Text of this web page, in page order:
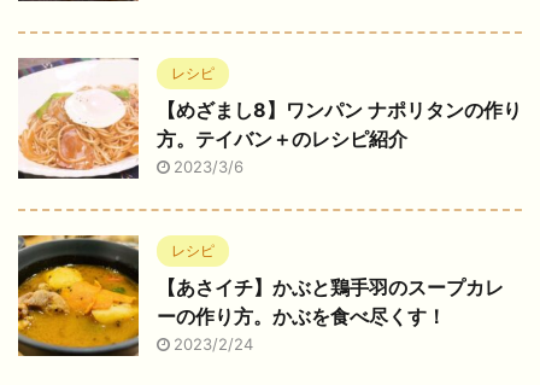
レシピ
【めざまし8】ワンパン ナポリタンの作り
方。テイバン＋のレシピ紹介
2023/3/6
レシピ
【あさイチ】かぶと鶏手羽のスープカレ
ーの作り方。かぶを食べ尽くす！
2023/2/24